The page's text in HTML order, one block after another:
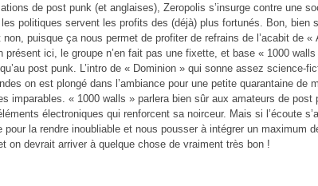
de post punk (et anglaises), Zeropolis s’insurge contre une
politiques servent les profits des (déjà) plus fortunés. Bon, bien
puisque ça nous permet de profiter de refrains de l’acabit de «
ici, le groupe n’en fait pas une fixette, et base « 1000
post punk. L’intro de « Dominion » qui sonne assez science-
on est plongé dans l’ambiance pour une petite quarantaine de
imparables. « 1000 walls » parlera bien sûr aux amateurs de post
électroniques qui renforcent sa noirceur. Mais si l’écoute
la rendre inoubliable et nous pousser à intégrer un maximum
on devrait arriver à quelque chose de vraiment très bon !